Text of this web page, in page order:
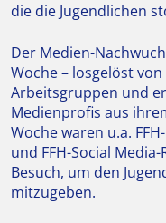
die die Jugendlichen
Der Medien-
Woche – losgelöst
Arbeitsgruppen und
Medienprofis aus
Woche waren u.a.
und FFH-Social
Besuch, um den
mitzugeben.